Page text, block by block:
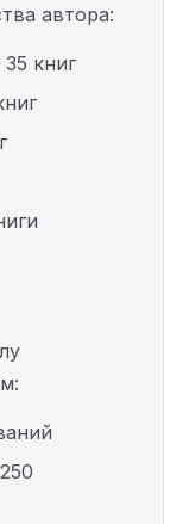
автора:
книг